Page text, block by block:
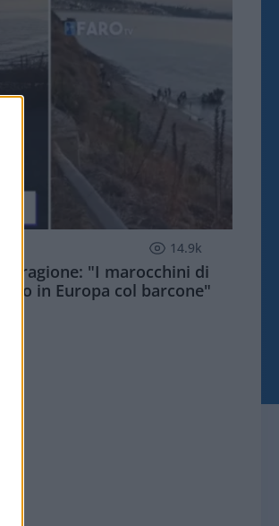
14.9k
ragione: "I marocchini di
in Europa col barcone"